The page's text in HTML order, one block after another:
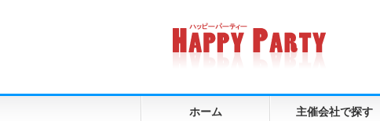
ホーム 主催会社で探す